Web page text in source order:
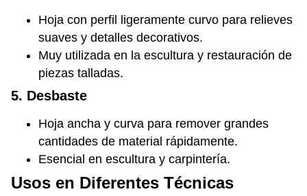
Hoja con perfil ligeramente curvo para relieves
suaves y detalles decorativos.
Muy utilizada en la escultura y restauración de
piezas talladas.
5. Desbaste
Hoja ancha y curva para remover grandes
cantidades de material rápidamente.
Esencial en escultura y carpintería.
Usos en Diferentes Técnicas